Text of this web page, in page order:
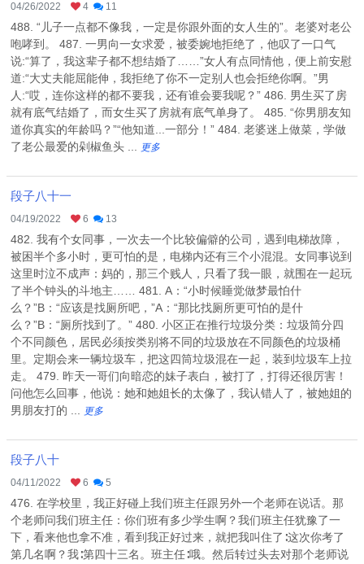
04/26/2022 4 11
488. “儿子一点都不像我，一定是你跟外面的女人生的”。老婆对老公
咆哮到。 487. 一男向一女求爱，被委婉地拒绝了，他叹了一口气
说:“算了，我这辈子都不想结婚了……”女人有点同情他，便上前安慰
道:“大丈夫能屈能伸，我拒绝了你不一定别人也会拒绝你啊。”男
人:“哎，连你这样的都不要我，还有谁会要我呢？” 486. 男生买了房
就有底气结婚了，而女生买了房就有底气单身了。 485. “你男朋友知
道你真实的年龄吗？”“他知道...一部分！” 484. 老婆迷上做菜，学做
了老公最爱的剁椒鱼头 ...
更多
段子八十一
04/19/2022 6 13
482. 我有个女同事，一次去一个比较偏僻的公司，遇到电梯故障，
被困半个多小时，更可怕的是，电梯内还有三个小混混。女同事说到
这里时泣不成声：妈的，那三个贱人，只看了我一眼，就围在一起玩
了半个钟头的斗地主…… 481. A：“小时候睡觉做梦最怕什
么？”B：“应该是找厕所吧，”A：“那比找厕所更可怕的是什
么？”B：“厕所找到了。” 480. 小区正在推行垃圾分类：垃圾筒分四
个不同颜色，居民必须按类别将不同的垃圾放在不同颜色的垃圾桶
里。定期会来一辆垃圾车，把这四筒垃圾混在一起，装到垃圾车上拉
走。 479. 昨天一哥们向暗恋的妹子表白，被打了，打得还很厉害！
问他怎么回事，他说：她和她姐长的太像了，我认错人了，被她姐的
男朋友打的 ...
更多
段子八十
04/11/2022 6 5
476. 在学校里，我正好碰上我们班主任跟另外一个老师在说话。那
个老师问我们班主任：你们班有多少学生啊？我们班主任犹豫了一
下，看来他也拿不准，看到我正好过来，就把我叫住了∶这次你考了
第几名啊？我∶第四十三名。班主任∶哦。然后转过头去对那个老师说